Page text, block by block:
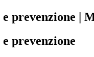
prevenzione |
prevenzione